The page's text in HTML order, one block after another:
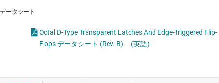
データシート
Octal D-Type Transparent Latches And Edge-Triggered Flip-
Flops データシート (Rev. B)
(英語)